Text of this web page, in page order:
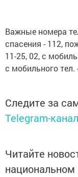
Важные номера
спасения - 112,
11-25, 02, с
с мобильного тел.
Следите за
Telegram-
Читайте